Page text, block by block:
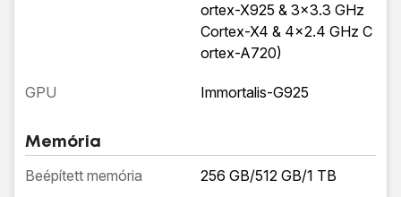
ortex-X925 & 3x3.3 GHz
Cortex-X4 & 4x2.4 GHz C
ortex-A720)
GPU Immortalis-G925
Memória
Beépített memória 256 GB/512 GB/1 TB